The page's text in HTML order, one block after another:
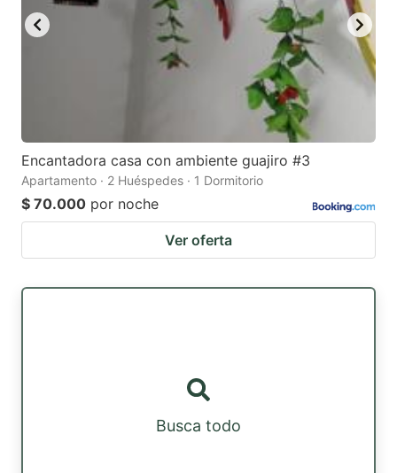
Encantadora casa con ambiente guajiro #3
Apartamento · 2 Huéspedes · 1 Dormitorio
$ 70.000 por noche
Ver oferta
Busca todo